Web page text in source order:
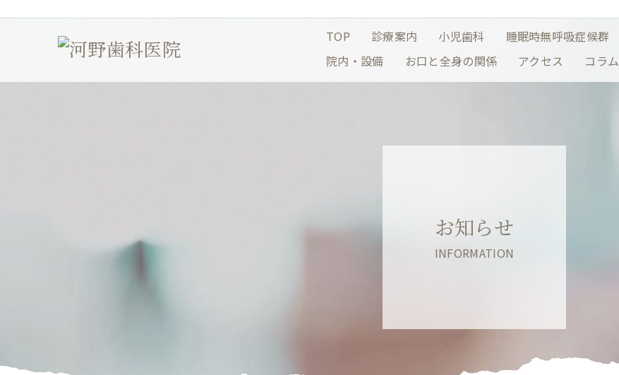
TOP 診療案内 小児歯科 睡眠時無呼吸症候群
院内・設備
お口と全身の関係 アクセス コラム
お知らせ
INFORMATION